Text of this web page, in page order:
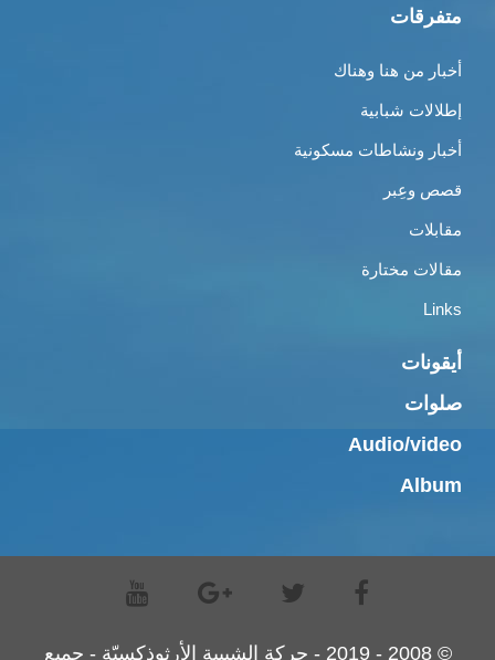
متفرقات
أخبار من هنا وهناك
إطلالات شبابية
أخبار ونشاطات مسكونية
قصص وعِبر
مقابلات
مقالات مختارة
Links
أيقونات
صلوات
Audio/video
Album
© 2008 - 2019 - حركة الشبيبة الأرثوذكسيّة - جميع